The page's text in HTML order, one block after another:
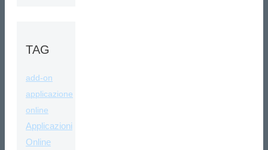
TAG
add-on
applicazione
online
Applicazioni
Online